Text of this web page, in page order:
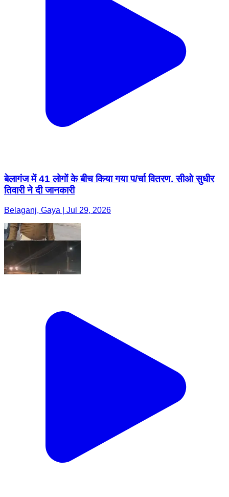
बेलागंज में 41 लोगों के बीच किया गया प/र्चा वितरण. सीओ सुधीर
तिवारी ने दी जानकारी
Belaganj, Gaya | Jul 29, 2026